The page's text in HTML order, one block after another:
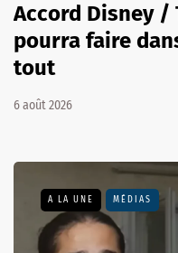
Accord Disney /
pourra faire
tout
6 août 2026
A LA UNE MÉDIAS